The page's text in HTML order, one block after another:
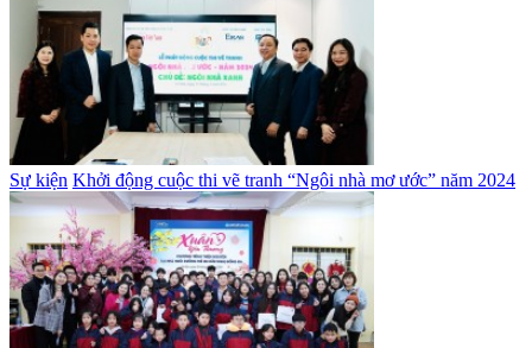
Sự kiện Khởi động cuộc thi vẽ tranh “Ngôi nhà mơ ước” năm 2024